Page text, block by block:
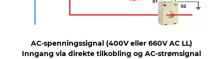
AC-spenningssignal (400V eller 660V AC LL)
Inngang via direkte tilkobling og AC-strømsignal